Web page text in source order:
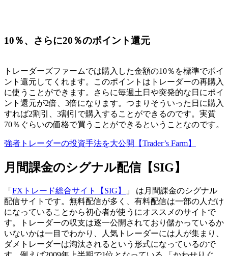
10％、さらに20％のポイント還元
トレーダーズファームでは購入した金額の10％を標準でポイ
ント還元してくれます。このポイントはトレーダーの再購入
に使うことができます。さらに毎週土日や突発的な日にポイ
ント還元が2倍、3倍になります。つまりそういった日に購入
すれば2割引、3割引で購入することができるのです。実質
70％ぐらいの価格で買うことができるということなのです。
強者トレーダーの投資手法を大公開【Trader’s Farm】
月間課金のシグナル配信【SIG】
「 FXトレード総合サイト【SIG】
」 は月間課金のシグナル
配信サイトです。無料配信が多く、有料配信は一部の人だけ
になっていることから初心者が使うにオススメのサイトで
す。トレーダーの収支は逐一公開されており儲かっているか
いないかは一目でわかり、人気トレーダーには人が集まり、
ダメトレーダーは淘汰されるという形式になっているので